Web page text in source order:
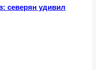
северян удивил